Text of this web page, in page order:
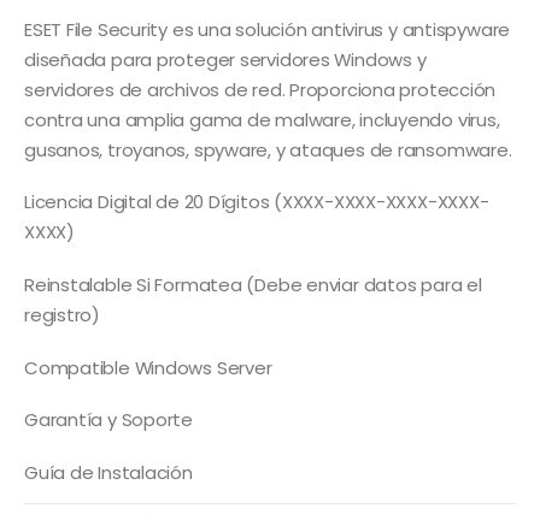
original
era:
S/ 185.00.
actual
es:
S/ 175.00.
ESET File Security es una solución antivirus y antispyware
diseñada para proteger servidores Windows y
servidores de archivos de red. Proporciona protección
contra una amplia gama de malware, incluyendo virus,
gusanos, troyanos, spyware, y ataques de ransomware.
Licencia Digital de 20 Dígitos (XXXX-XXXX-XXXX-XXXX-
XXXX)
Reinstalable Si Formatea (Debe enviar datos para el
registro)
Compatible Windows Server
Garantía y Soporte
Guía de Instalación